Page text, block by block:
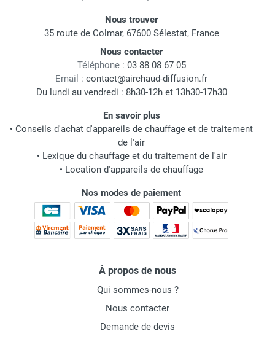
Nous trouver
35 route de Colmar, 67600 Sélestat, France
Nous contacter
Téléphone : 03 88 08 67 05
Email : contact@airchaud-diffusion.fr
Du lundi au vendredi : 8h30-12h et 13h30-17h30
En savoir plus
• Conseils d'achat d'appareils de chauffage et de traitement
de l'air
• Lexique du chauffage et du traitement de l'air
• Location d'appareils de chauffage
Nos modes de paiement
À propos de nous
Qui sommes-nous ?
Nous contacter
Demande de devis